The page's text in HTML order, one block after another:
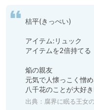
桔平(きっぺい)
アイテム:リュック
アイテムを2倍持てる
焔の親友
元気で人懐っこく憎
八千花のことが大好
出典： 腐界に眠る王女